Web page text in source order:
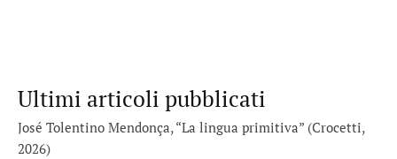
Ultimi articoli pubblicati
José Tolentino Mendonça, “La lingua primitiva” (Crocetti,
2026)